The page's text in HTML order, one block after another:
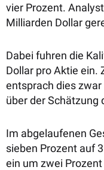
vier Prozent.
Milliarden Dollar
Dabei fuhren die
Dollar pro Aktie ein.
entsprach dies
über der Schätzung
Im abgelaufenen
sieben Prozent auf
ein um zwei